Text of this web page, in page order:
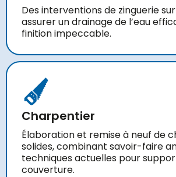
Des interventions de zinguerie
assurer un drainage de l’eau
finition impeccable.
Charpentier
Élaboration et remise à neuf de
solides, combinant savoir-faire
techniques actuelles pour
couverture.